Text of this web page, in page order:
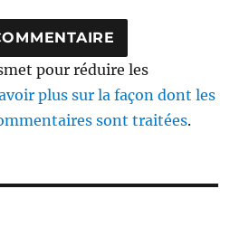
pour réduire les
plus sur la façon dont les
sont traitées.